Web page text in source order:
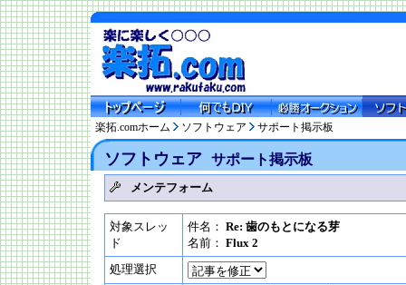
楽拓.comホーム ソフトウェア サポート掲示板
ソフトウェア サポート掲示板
メンテフォーム
対象スレッ
ド
件名： Re: 歯のもとになる芽
名前： Flux 2
処理選択